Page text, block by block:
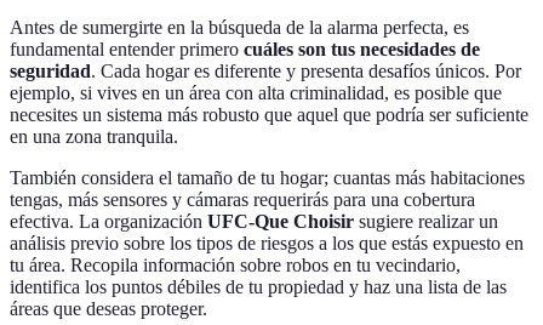
Antes de sumergirte en la búsqueda de la alarma perfecta, es
fundamental entender primero cuáles son tus necesidades de
seguridad. Cada hogar es diferente y presenta desafíos únicos. Por
ejemplo, si vives en un área con alta criminalidad, es posible que
necesites un sistema más robusto que aquel que podría ser suficiente
en una zona tranquila.
También considera el tamaño de tu hogar; cuantas más habitaciones
tengas, más sensores y cámaras requerirás para una cobertura
efectiva. La organización UFC-Que Choisir sugiere realizar un
análisis previo sobre los tipos de riesgos a los que estás expuesto en
tu área. Recopila información sobre robos en tu vecindario,
identifica los puntos débiles de tu propiedad y haz una lista de las
áreas que deseas proteger.